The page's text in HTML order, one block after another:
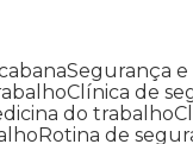
Segurança
Clínica de
do trabalho
Rotina de